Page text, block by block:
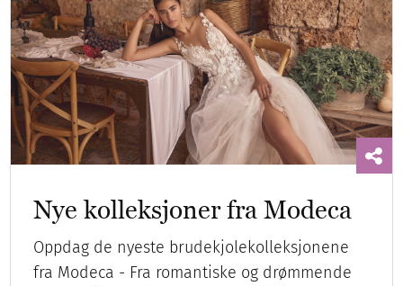
Nye kolleksjoner fra Modeca
Oppdag de nyeste brudekjolekolleksjonene
fra Modeca - Fra romantiske og drømmende